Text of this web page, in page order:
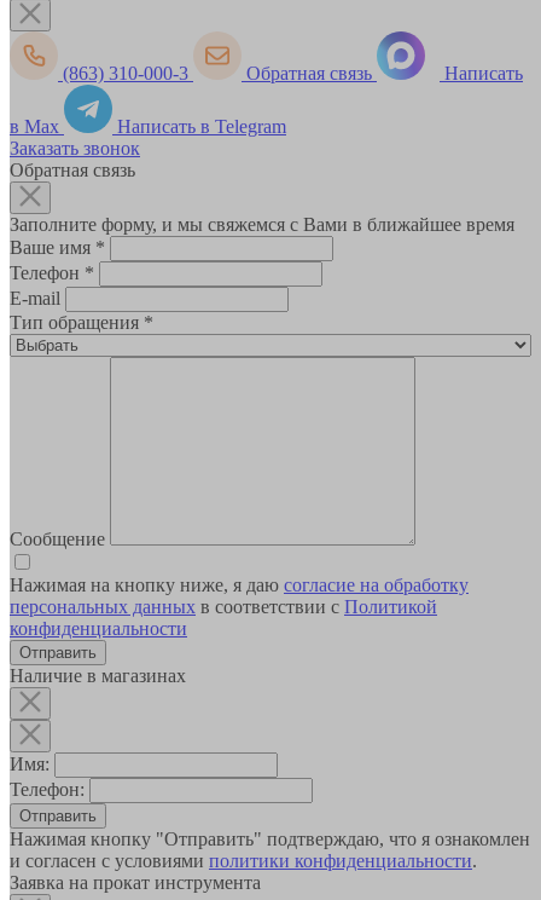
(863) 310-000-3 Обратная связь Написать
в Max
Написать в Telegram
Заказать звонок
Обратная связь
Заполните форму, и мы свяжемся с Вами в ближайшее время
Ваше имя *
Телефон *
E-mail
Тип обращения *
Сообщение
Нажимая на кнопку ниже, я даю согласие на обработку
персональных данных в соответствии с Политикой
конфиденциальности
Наличие в магазинах
Имя:
Телефон:
Отправить
Нажимая кнопку "Отправить" подтверждаю, что я ознакомлен
и согласен с условиями политики конфиденциальности.
Заявка на прокат инструмента